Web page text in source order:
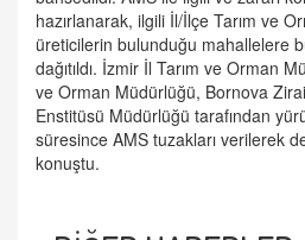
hazırlanarak, ilgili İl/İlçe Tarım ve
üreticilerin bulunduğu mahallelere
dağıtıldı. İzmir İl Tarım ve Orman
ve Orman Müdürlüğü, Bornova
Enstitüsü Müdürlüğü tarafından
süresince AMS tuzakları verilerek
konuştu.